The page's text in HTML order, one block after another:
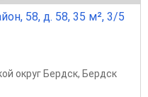
58, д. 58, 35 м², 3/5
округ Бердск, Бердск